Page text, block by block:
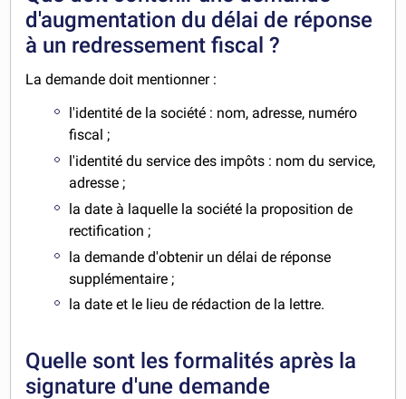
d'augmentation du délai de réponse
à un redressement fiscal ?
La demande doit mentionner :
l'identité de la société : nom, adresse, numéro
fiscal ;
l'identité du service des impôts : nom du service,
adresse ;
la date à laquelle la société la proposition de
rectification ;
la demande d'obtenir un délai de réponse
supplémentaire ;
la date et le lieu de rédaction de la lettre.
Quelle sont les formalités après la
signature d'une demande